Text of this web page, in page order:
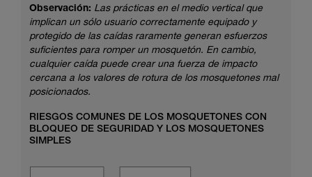
Observación: Las prácticas en el medio vertical que
implican un sólo usuario correctamente equipado y
protegido de las caídas raramente generan esfuerzos
suficientes para romper un mosquetón. En cambio,
cualquier caída puede crear una fuerza de impacto
cercana a los valores de rotura de los mosquetones mal
posicionados.
RIESGOS COMUNES DE LOS MOSQUETONES CON
BLOQUEO DE SEGURIDAD Y LOS MOSQUETONES
SIMPLES